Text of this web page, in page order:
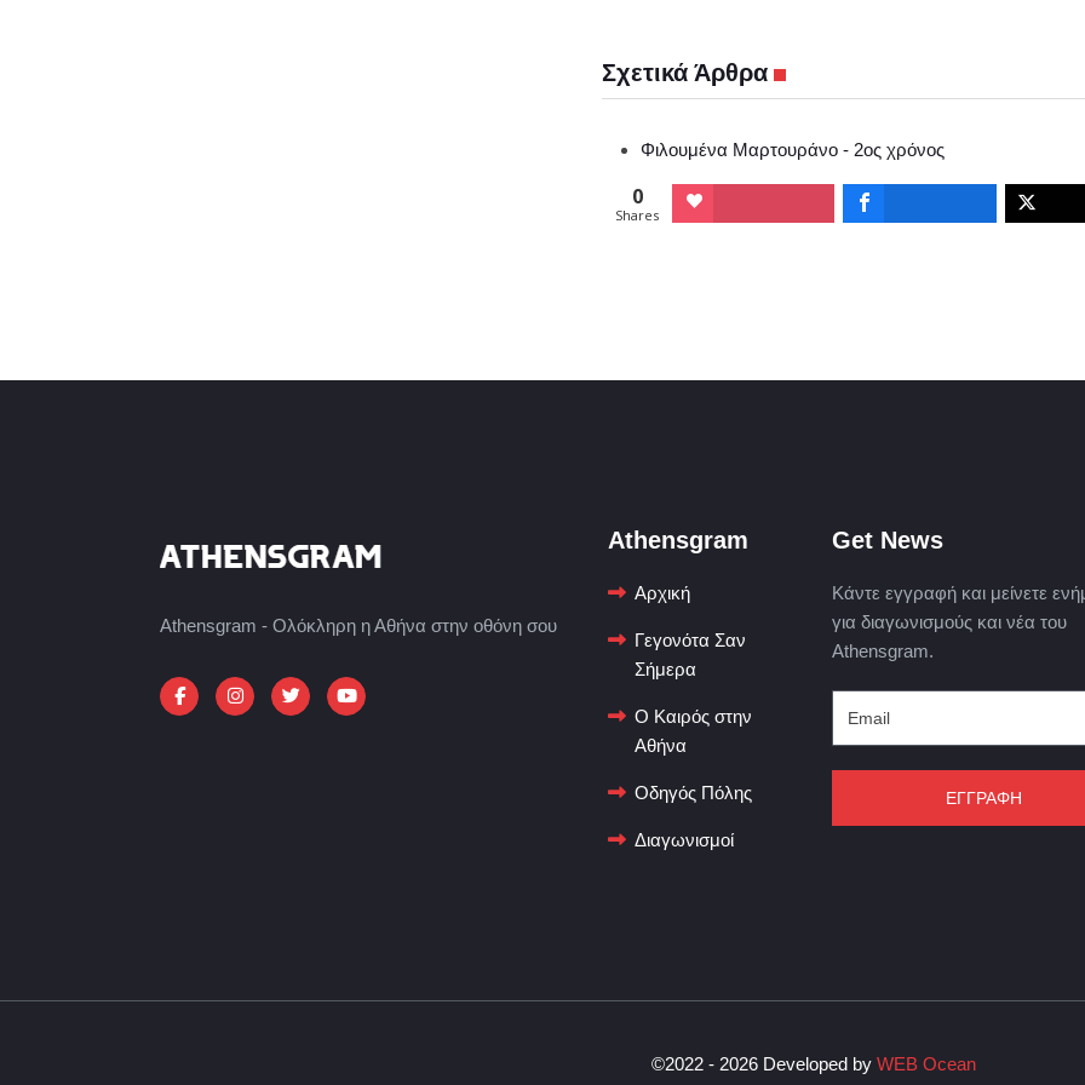
Σχετικά Άρθρα
Φιλουμένα Μαρτουράνο - 2ος χρόνος
0
Shares
Athensgram - Ολόκληρη η Αθήνα στην οθόνη σου
Athensgram
Αρχική
Γεγονότα Σαν
Σήμερα
Ο Καιρός στην
Αθήνα
Οδηγός Πόλης
Διαγωνισμοί
Get News
Κάντε εγγραφή και μείνετε
για διαγωνισμούς και νέα του
Athensgram.
ΕΓΓΡΑΦΗ
©2022 - 2026 Developed by WEB Ocean